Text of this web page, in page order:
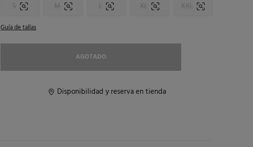
S
M L XL XXL
Guía de tallas
AGOTADO
Disponibilidad y reserva en tienda